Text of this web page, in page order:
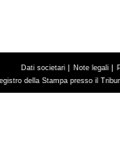
Dati societari | Note legali |
della Stampa presso il